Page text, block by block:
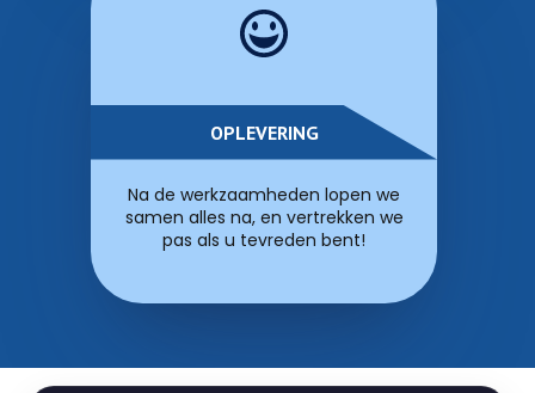
OPLEVERING
Na de werkzaamheden lopen we
samen alles na, en vertrekken we
pas als u tevreden bent!